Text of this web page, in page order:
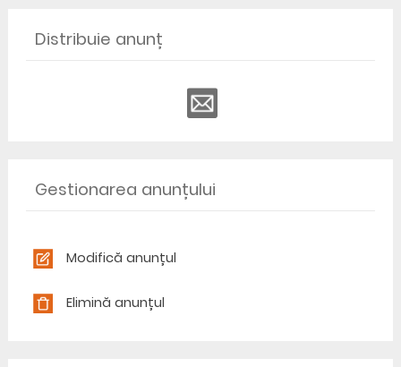
Distribuie anunț
Gestionarea anunțului
Modifică anunțul
Elimină anunțul